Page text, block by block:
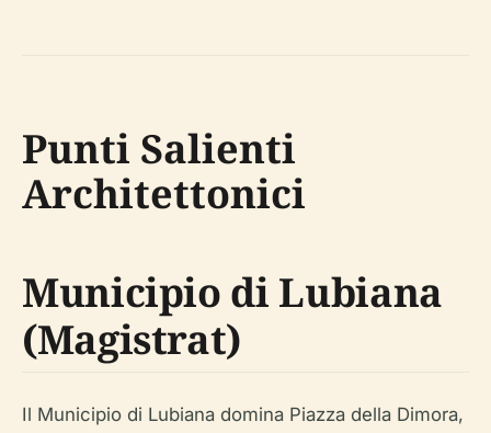
Punti Salienti
Architettonici
Municipio di Lubiana
(Magistrat)
Il Municipio di Lubiana domina Piazza della Dimora,